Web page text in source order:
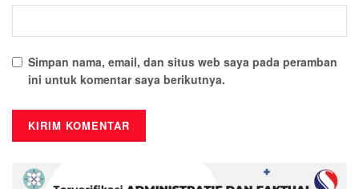
Simpan nama, email, dan situs web saya pada peramban
ini untuk komentar saya berikutnya.